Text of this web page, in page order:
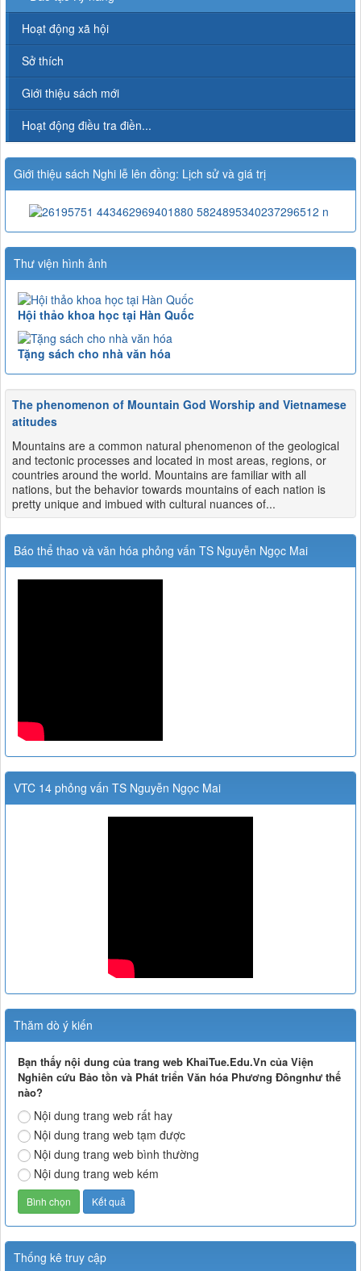
Hoạt động xã hội
Sở thích
Giới thiệu sách mới
Hoạt động điều tra điền...
Giới thiệu sách Nghi lễ lên đồng: Lịch sử và giá trị
Thư viện hình ảnh
Hội thảo khoa học tại Hàn Quốc
Tặng sách cho nhà văn hóa
The phenomenon of Mountain God Worship and Vietnamese
atitudes
Mountains are a common natural phenomenon of the geological
and tectonic processes and located in most areas, regions, or
countries around the world. Mountains are familiar with all
nations, but the behavior towards mountains of each nation is
pretty unique and imbued with cultural nuances of...
Báo thể thao và văn hóa phỏng vấn TS Nguyễn Ngọc Mai
VTC 14 phỏng vấn TS Nguyễn Ngọc Mai
Thăm dò ý kiến
Bạn thấy nội dung của trang web KhaiTue.Edu.Vn của Viện
Nghiên cứu Bảo tồn và Phát triển Văn hóa Phương Đôngnhư thế
nào?
Nội dung trang web rất hay
Nội dung trang web tạm được
Nội dung trang web bình thường
Nội dung trang web kém
Thống kê truy cập